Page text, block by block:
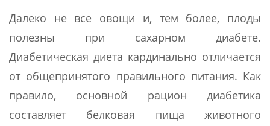
Далеко не все овощи и, тем более, плоды
полезны при сахарном диабете.
Диабетическая диета кардинально отличается
от общепринятого правильного питания. Как
правило, основной рацион диабетика
составляет белковая пища животного